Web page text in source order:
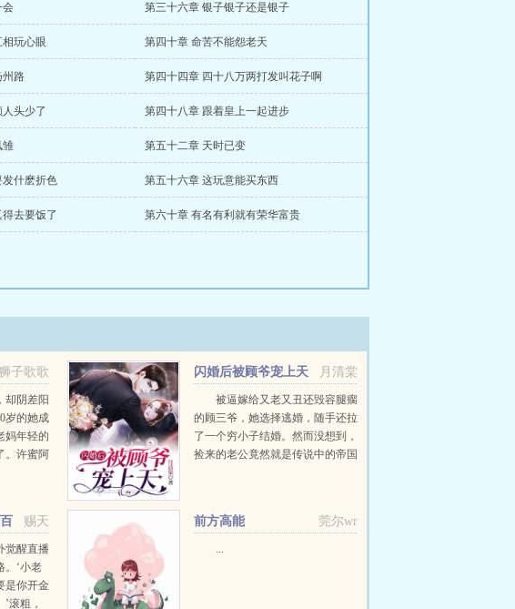
会 第三十六章 银子银子还是银子
玩心眼 第四十章 命苦不能怨老天
州路 第四十四章 四十八万两打发叫花子啊
头少了 第四十八章 跟着皇上一起进步
雏 第五十二章 天时已变
什麽折色 第五十六章 这玩意能买东西
去要饭了 第六十章 有名有利就有荣华富贵
子歌歌
却阴差阳
岁的她成
妈年轻的
。许蜜阿
月清棠
闪婚后被顾爷宠上天
被逼嫁给又老又丑还毁容腿瘸
的顾三爷，她选择逃婚，随手还拉
了一个穷小子结婚。然而没想到，
捡来的老公竟然就是传说中的帝国
赐天
觉醒直播
。‘小老
是你开金
滚粗，
莞尔wr
前方高能
...